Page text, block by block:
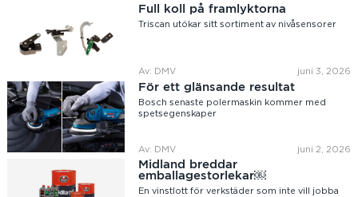
Full koll på framlyktorna
Triscan utökar sitt sortiment av nivåsensorer
Av: DMV juni 3, 2026
För ett glänsande resultat
Bosch senaste polermaskin kommer med
spetsegenskaper
Av: DMV juni 2, 2026
Midland breddar
emballagestorlekar￼
En vinstlott för verkstäder som inte vill jobba